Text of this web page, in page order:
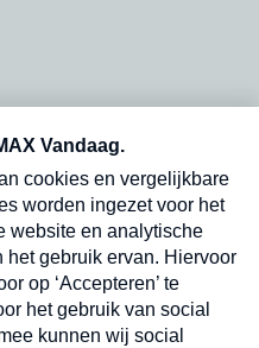
dinsdagochtend in
Verzend